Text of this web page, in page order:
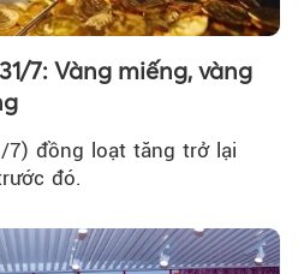
7: Vàng miếng, vàng
7) đồng loạt tăng trở lại
đó.